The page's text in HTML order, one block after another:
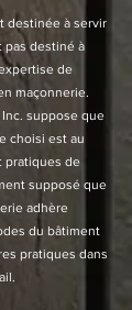
destinée à servir
pas destiné à
de
maçonnerie.
suppose que
choisi est au
pratiques de
supposé que
adhère
du bâtiment
pratiques dans